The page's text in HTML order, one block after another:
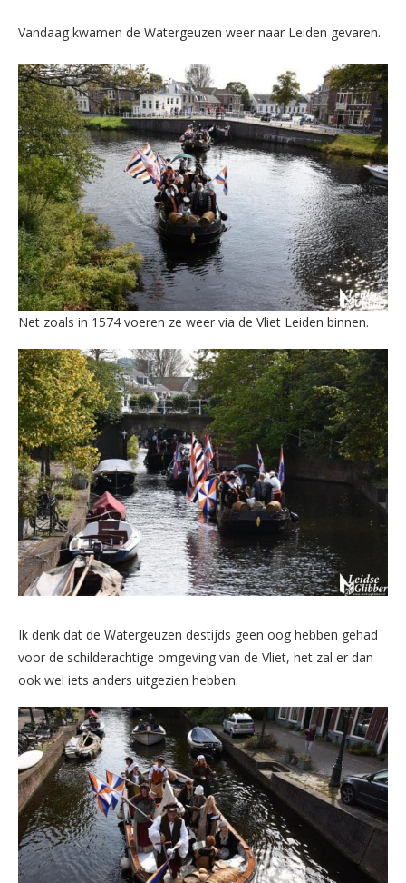
Vandaag kwamen de Watergeuzen weer naar Leiden gevaren.
Net zoals in 1574 voeren ze weer via de Vliet Leiden binnen.
Ik denk dat de Watergeuzen destijds geen oog hebben gehad
voor de schilderachtige omgeving van de Vliet, het zal er dan
ook wel iets anders uitgezien hebben.